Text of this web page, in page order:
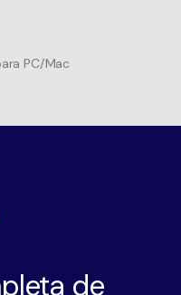
PC/Mac
de